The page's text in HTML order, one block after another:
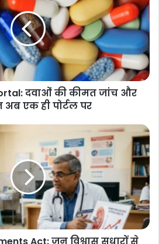
दवाओं की कीमत जांच और
अब एक ही पोर्टल पर
Act: जन विश्वास सुधारों से